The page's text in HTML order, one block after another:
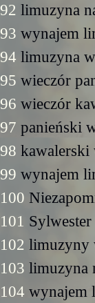
92 limuzyna
93 wynajem
94 limuzyna
95 wieczór
96 wieczór
97 panieński
98 kawalerski
99 wynajem
100
101
102 limuzyny
103 limuzyna
104 wynajem